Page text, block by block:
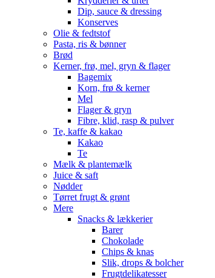
Dip, sauce & dressing
Konserves
Olie & fedtstof
Pasta, ris & bønner
Brød
Kerner, frø, mel, gryn & flager
Bagemix
Korn, frø & kerner
Mel
Flager & gryn
Fibre, klid, rasp & pulver
Te, kaffe & kakao
Kakao
Te
Mælk & plantemælk
Juice & saft
Nødder
Tørret frugt & grønt
Mere
Snacks & lækkerier
Barer
Chokolade
Chips & knas
Slik, drops & bolcher
Frugtdelikatesser